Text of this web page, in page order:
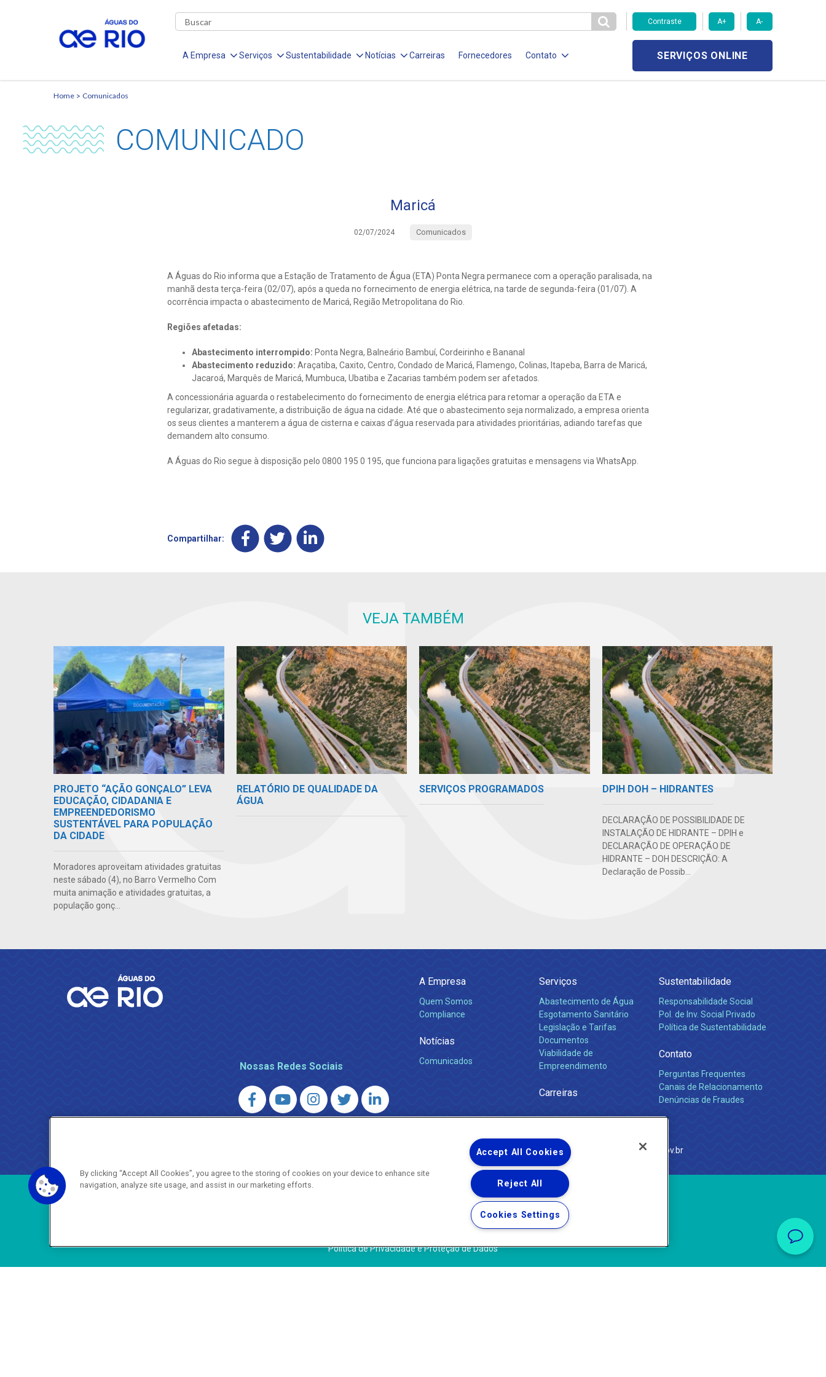
Contraste A+ A-
A Empresa Serviços Sustentabilidade Notícias Carreiras Fornecedores Contato SERVIÇOS ONLINE
Home Comunicados
COMUNICADO
Maricá
02/07/2024 Comunicados
A Águas do Rio informa que a Estação de Tratamento de Água (ETA) Ponta Negra permanece com a operação paralisada, na
manhã desta terça-feira (02/07), após a queda no fornecimento de energia elétrica, na tarde de segunda-feira (01/07). A
ocorrência impacta o abastecimento de Maricá, Região Metropolitana do Rio.
Regiões afetadas:
Abastecimento interrompido: Ponta Negra, Balneário Bambuí, Cordeirinho e Bananal
Abastecimento reduzido: Araçatiba, Caxito, Centro, Condado de Maricá, Flamengo, Colinas, Itapeba, Barra de Maricá,
Jacaroá, Marquês de Maricá, Mumbuca, Ubatiba e Zacarias também podem ser afetados.
A concessionária aguarda o restabelecimento do fornecimento de energia elétrica para retomar a operação da ETA e
regularizar, gradativamente, a distribuição de água na cidade. Até que o abastecimento seja normalizado, a empresa orienta
os seus clientes a manterem a água de cisterna e caixas d’água reservada para atividades prioritárias, adiando tarefas que
demandem alto consumo.
A Águas do Rio segue à disposição pelo 0800 195 0 195, que funciona para ligações gratuitas e mensagens via WhatsApp.
Compartilhar:
VEJA TAMBÉM
PROJETO “AÇÃO GONÇALO” LEVA
EDUCAÇÃO, CIDADANIA E
EMPREENDEDORISMO
SUSTENTÁVEL PARA POPULAÇÃO
DA CIDADE
Moradores aproveitam atividades gratuitas
neste sábado (4), no Barro Vermelho Com
muita animação e atividades gratuitas, a
população gonç...
RELATÓRIO DE QUALIDADE DA
ÁGUA
SERVIÇOS PROGRAMADOS DPIH DOH – HIDRANTES
DECLARAÇÃO DE POSSIBILIDADE DE
INSTALAÇÃO DE HIDRANTE – DPIH e
DECLARAÇÃO DE OPERAÇÃO DE
HIDRANTE – DOH DESCRIÇÃO: A
Declaração de Possib...
Nossas Redes Sociais
A Empresa
Quem Somos
Compliance
Notícias
Comunicados
Serviços
Abastecimento de Água
Esgotamento Sanitário
Legislação e Tarifas
Documentos
Viabilidade de
Empreendimento
Carreiras
Sustentabilidade
Responsabilidade Social
Pol. de Inv. Social Privado
Política de Sustentabilidade
Contato
Perguntas Frequentes
Canais de Relacionamento
Denúncias de Fraudes
AGENERSA – Agência Reguladora de Energia e Saneamento do Estado do Rio de Janeiro
ouvidoria.agenersa@gmail.com http://www.agenersa.rj.gov.br
Copyright ® 2026 - Todos os Direitos Reservados.
Política de Privacidade e Proteção de Dados
By clicking “Accept All Cookies”, you agree to the storing of cookies on your device to enhance site
navigation, analyze site usage, and assist in our marketing efforts.
Accept All Cookies
Reject All
Cookies Settings